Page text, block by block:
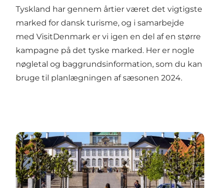
Tyskland har gennem årtier været det vigtigste
marked for dansk turisme, og i samarbejde
med VisitDenmark er vi igen en del af en større
kampagne på det tyske marked. Her er nogle
nøgletal og baggrundsinformation, som du kan
bruge til planlægningen af sæsonen 2024.
Dronningens Nordsjælland | Guide til royale